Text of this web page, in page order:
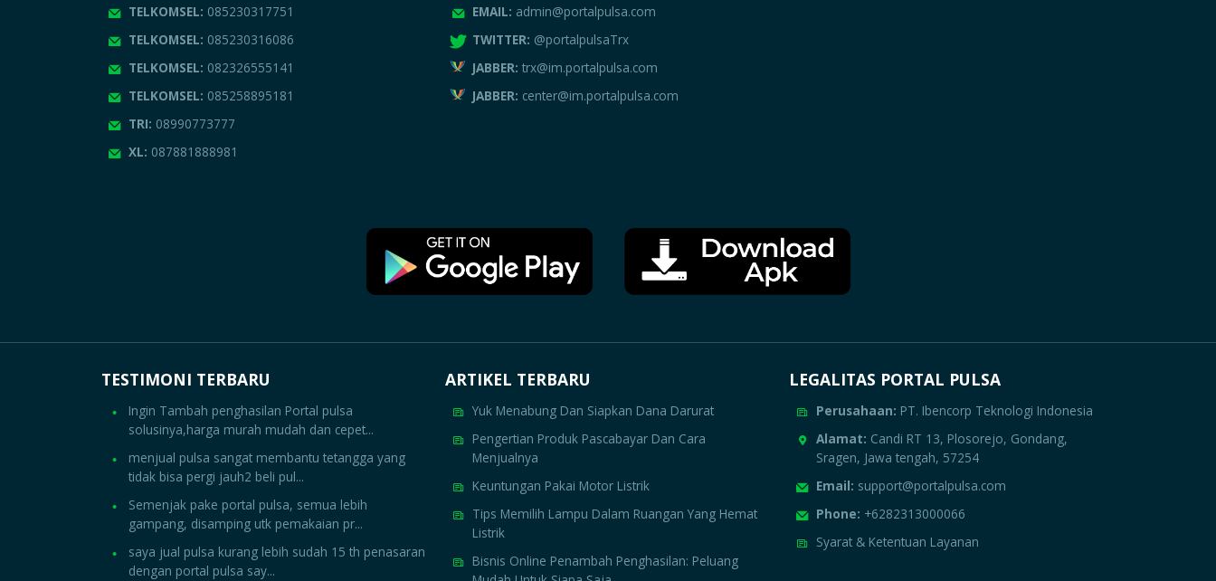
TELKOMSEL: 085230317751
TELKOMSEL: 085230316086
TELKOMSEL: 082326555141
TELKOMSEL: 085258895181
TRI: 08990773777
XL: 087881888981
EMAIL: admin@portalpulsa.com
TWITTER: @portalpulsaTrx
JABBER: trx@im.portalpulsa.com
JABBER: center@im.portalpulsa.com
TESTIMONI TERBARU
Ingin Tambah penghasilan Portal pulsa
solusinya,harga murah mudah dan cepet...
menjual pulsa sangat membantu tetangga yang
tidak bisa pergi jauh2 beli pul...
Semenjak pake portal pulsa, semua lebih
gampang, disamping utk pemakaian pr...
saya jual pulsa kurang lebih sudah 15 th penasaran
dengan portal pulsa say...
ARTIKEL TERBARU
Yuk Menabung Dan Siapkan Dana Darurat
Pengertian Produk Pascabayar Dan Cara
Menjualnya
Keuntungan Pakai Motor Listrik
Tips Memilih Lampu Dalam Ruangan Yang Hemat
Listrik
Bisnis Online Penambah Penghasilan: Peluang
LEGALITAS PORTAL PULSA
Perusahaan: PT. Ibencorp Teknologi Indonesia
Alamat: Candi RT 13, Plosorejo, Gondang,
Sragen, Jawa tengah, 57254
Email: support@portalpulsa.com
Phone: +6282313000066
Syarat & Ketentuan Layanan